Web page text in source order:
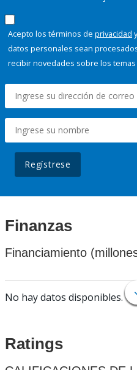
Acepto los términos de privacidad
datos personales sean
recibir novedades sobre los
Regístrese
Finanzas
Financiamiento
No hay datos disponibles.
Ratings